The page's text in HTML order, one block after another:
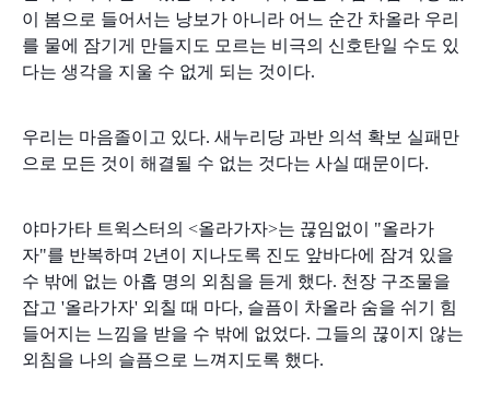
이 봄으로 들어서는 낭보가 아니라 어느 순간 차올라 우리
를 물에 잠기게 만들지도 모르는 비극의 신호탄일 수도 있
다는 생각을 지울 수 없게 되는 것이다.
우리는 마음졸이고 있다. 새누리당 과반 의석 확보 실패만
으로 모든 것이 해결될 수 없는 것다는 사실 때문이다.
야마가타 트윅스터의 <올라가자>는 끊임없이 "올라가
자"를 반복하며 2년이 지나도록 진도 앞바다에 잠겨 있을
수 밖에 없는 아홉 명의 외침을 듣게 했다. 천장 구조물을
잡고 '올라가자' 외칠 때 마다, 슬픔이 차올라 숨을 쉬기 힘
들어지는 느낌을 받을 수 밖에 없었다. 그들의 끊이지 않는
외침을 나의 슬픔으로 느껴지도록 했다.